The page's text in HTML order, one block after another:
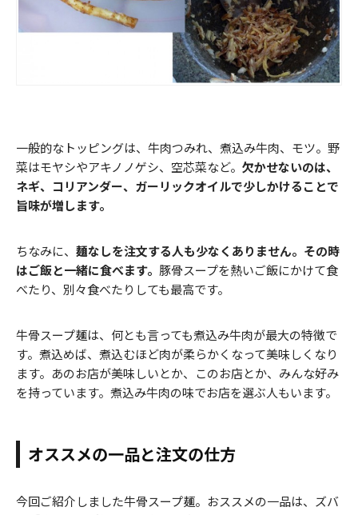
一般的なトッピングは、牛肉つみれ、煮込み牛肉、モツ。野
菜はモヤシやアキノノゲシ、空芯菜など。 欠かせないのは、
ネギ、コリアンダー、ガーリックオイルで少しかけることで
旨味が増します。
ちなみに、 麺なしを注文する人も少なくありません。その時
はご飯と一緒に食べます。 豚骨スープを熱いご飯にかけて食
べたり、別々食べたりしても最高です。
牛骨スープ麺は、何とも言っても煮込み牛肉が最大の特徴で
す。煮込めば、煮込むほど肉が柔らかくなって美味しくなり
ます。あのお店が美味しいとか、このお店とか、みんな好み
を持っています。煮込み牛肉の味でお店を選ぶ人もいます。
オススメの一品と注文の仕方
今回ご紹介しました牛骨スープ麺。おススメの一品は、ズバ